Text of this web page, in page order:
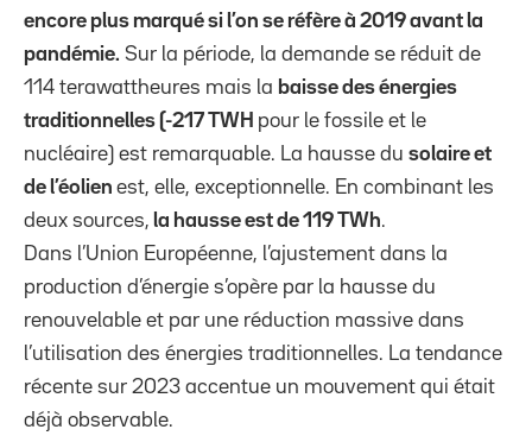
encore plus marqué si l’on se réfère à 2019 avant la
pandémie. Sur la période, la demande se réduit de
114 terawattheures mais la baisse des énergies
traditionnelles (-217 TWH pour le fossile et le
nucléaire) est remarquable. La hausse du solaire et
de l’éolien est, elle, exceptionnelle. En combinant les
deux sources, la hausse est de 119 TWh.
Dans l’Union Européenne, l’ajustement dans la
production d’énergie s’opère par la hausse du
renouvelable et par une réduction massive dans
l’utilisation des énergies traditionnelles. La tendance
récente sur 2023 accentue un mouvement qui était
déjà observable.